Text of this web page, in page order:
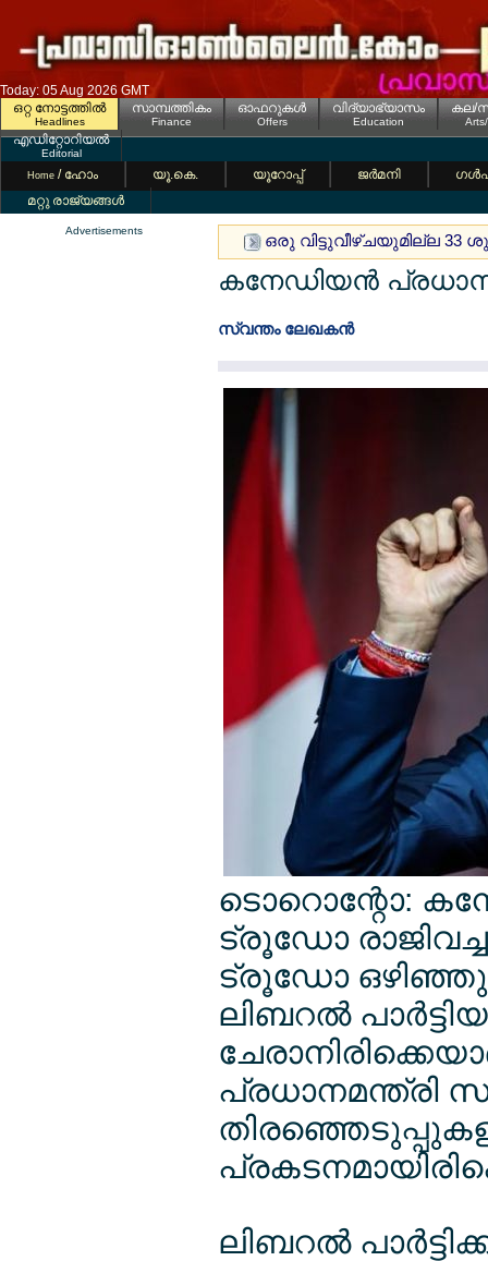
Today: 05 Aug 2026 GMT
ഒറ്റ നോട്ടത്തില്‍
Headlines
സാമ്പത്തികം
Finance
ഓഫറുകള്‍
Offers
വിദ്യാഭ്യാസം
Education
കല/
എഡിറ്റോറിയല്‍
Editorial
Home / ഹോം യൂ.കെ. യൂറോപ്പ് ജര്‍മനി
മറ്റു രാജ്യങ്ങള്‍
Advertisements
ഒരു വിട്ടുവീഴ്ചയുമില്ല
കനേഡിയന്‍
സ്വന്തം ലേഖകന്‍
ടൊറൊന്റോ:
ട്രൂഡോ
ട്രൂഡോ
ലിബറല്‍
ലിബറല്‍